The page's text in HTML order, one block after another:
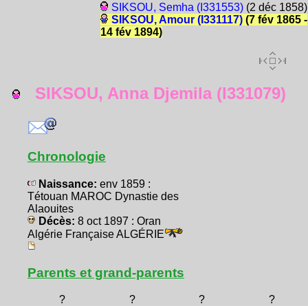
SIKSOU, Semha (I331553)(2 déc 1858)
SIKSOU, Amour (I331117)(7 fév 1865 -
14 fév 1894)
SIKSOU, Anna Djemila (I331079)
Chronologie
Naissance: env 1859 :
Tétouan MAROC Dynastie des
Alaouites
Décès: 8 oct 1897 : Oran
Algérie Française ALGÉRIE
Parents et grand-parents
? ? ?
?